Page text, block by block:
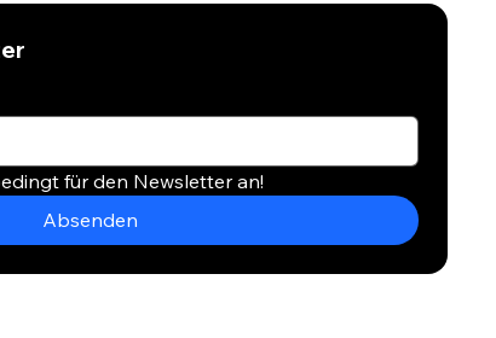
für den Newsletter an!
Absenden